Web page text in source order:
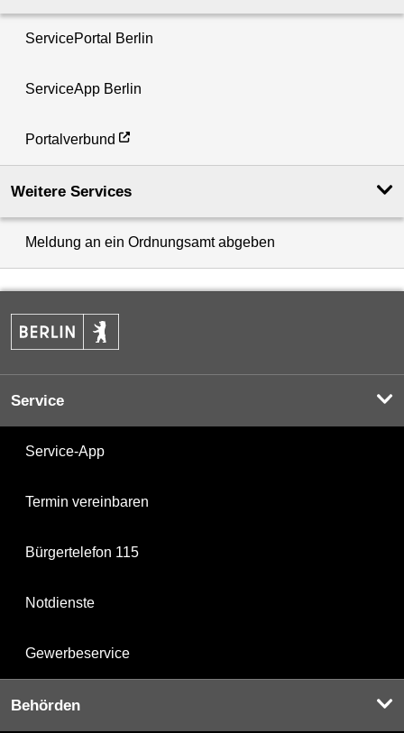
ServicePortal Berlin
ServiceApp Berlin
Portalverbund
Weitere Services
Meldung an ein Ordnungsamt abgeben
Service
Service-App
Termin vereinbaren
Bürgertelefon 115
Notdienste
Gewerbeservice
Behörden